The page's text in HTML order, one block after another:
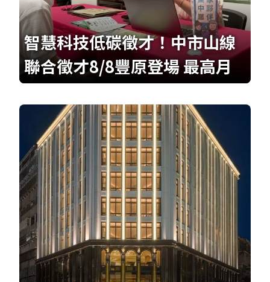
智慧科技低碳徵才！中市山線
聯合徵才8/8豐原登場 最高月
薪96K